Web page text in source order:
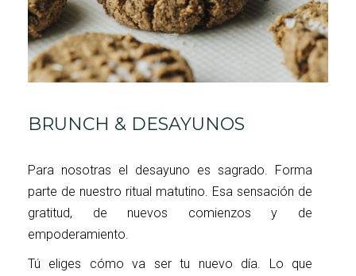
BRUNCH & DESAYUNOS
Para nosotras el desayuno es sagrado. Forma
parte de nuestro ritual matutino. Esa sensación de
gratitud, de nuevos comienzos y de
empoderamiento.
Tú eliges cómo va ser tu nuevo día. Lo que